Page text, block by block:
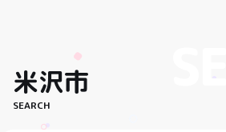
米沢市
SEARCH